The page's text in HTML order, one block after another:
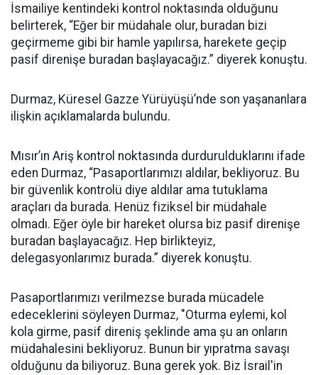
İsmailiye kentindeki kontrol noktasında olduğunu
belirterek, “Eğer bir müdahale olur, buradan bizi
geçirmeme gibi bir hamle yapılırsa, harekete geçip
pasif direnişe buradan başlayacağız.” diyerek konuştu.
Durmaz, Küresel Gazze Yürüyüşü’nde son yaşananlara
ilişkin açıklamalarda bulundu.
Mısır’ın Ariş kontrol noktasında durdurulduklarını ifade
eden Durmaz, “Pasaportlarımızı aldılar, bekliyoruz. Bu
bir güvenlik kontrolü diye aldılar ama tutuklama
araçları da burada. Henüz fiziksel bir müdahale
olmadı. Eğer öyle bir hareket olursa biz pasif direnişe
buradan başlayacağız. Hep birlikteyiz,
delegasyonlarımız burada.” diyerek konuştu.
Pasaportlarımızı verilmezse burada mücadele
edeceklerini söyleyen Durmaz, "Oturma eylemi, kol
kola girme, pasif direniş şeklinde ama şu an onların
müdahalesini bekliyoruz. Bunun bir yıpratma savaşı
olduğunu da biliyoruz. Buna gerek yok. Biz İsrail'in